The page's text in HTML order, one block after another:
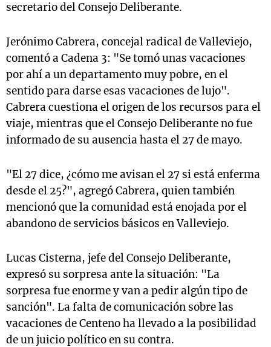
secretario del Consejo Deliberante.
Jerónimo Cabrera, concejal radical de Valleviejo,
comentó a Cadena 3: "Se tomó unas vacaciones
por ahí a un departamento muy pobre, en el
sentido para darse esas vacaciones de lujo".
Cabrera cuestiona el origen de los recursos para el
viaje, mientras que el Consejo Deliberante no fue
informado de su ausencia hasta el 27 de mayo.
"El 27 dice, ¿cómo me avisan el 27 si está enferma
desde el 25?", agregó Cabrera, quien también
mencionó que la comunidad está enojada por el
abandono de servicios básicos en Valleviejo.
Lucas Cisterna, jefe del Consejo Deliberante,
expresó su sorpresa ante la situación: "La
sorpresa fue enorme y van a pedir algún tipo de
sanción". La falta de comunicación sobre las
vacaciones de Centeno ha llevado a la posibilidad
de un juicio político en su contra.